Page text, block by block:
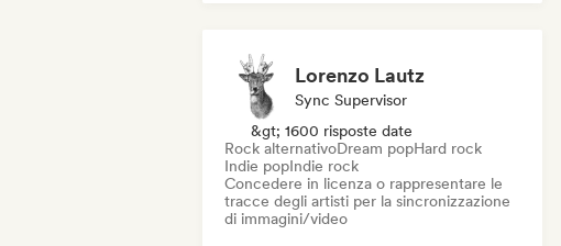
Lorenzo Lautz
Sync Supervisor
&gt; 1600 risposte date
Rock alternativoDream popHard rock
Indie popIndie rock
Concedere in licenza o rappresentare le
tracce degli artisti per la sincronizzazione
di immagini/video